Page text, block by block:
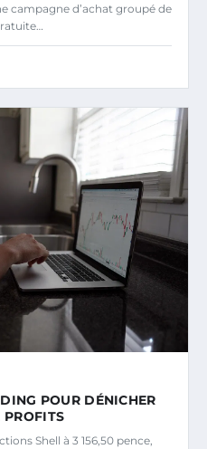
campagne d’achat groupé de
POUR DÉNICHER
Shell à 3 156,50 pence,